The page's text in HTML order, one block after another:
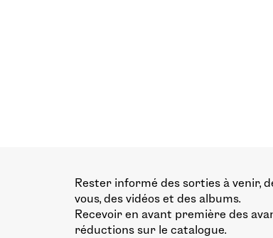
Rester informé des sorties à venir,
vous, des vidéos et des albums.
Recevoir en avant première des
réductions sur le catalogue.